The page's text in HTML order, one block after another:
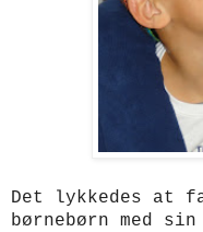
Det lykkedes at
børnebørn med